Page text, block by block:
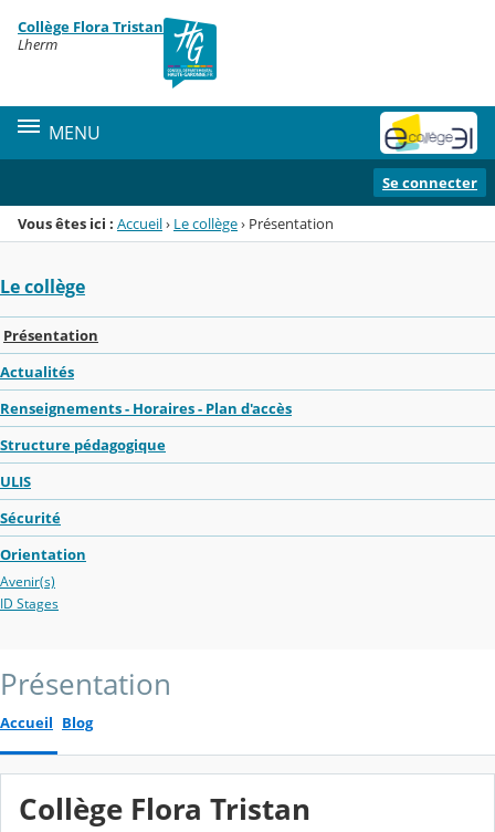
Menu de la rubrique
Contenu
Collège Flora Tristan
Lherm
MENU
Se connecter
Vous êtes ici : Accueil› Le collège› Présentation
Le collège
Présentation
Actualités
Renseignements - Horaires - Plan d'accès
Structure pédagogique
ULIS
Sécurité
Orientation
Avenir(s)
ID Stages
Présentation
Accueil Blog
Collège Flora Tristan